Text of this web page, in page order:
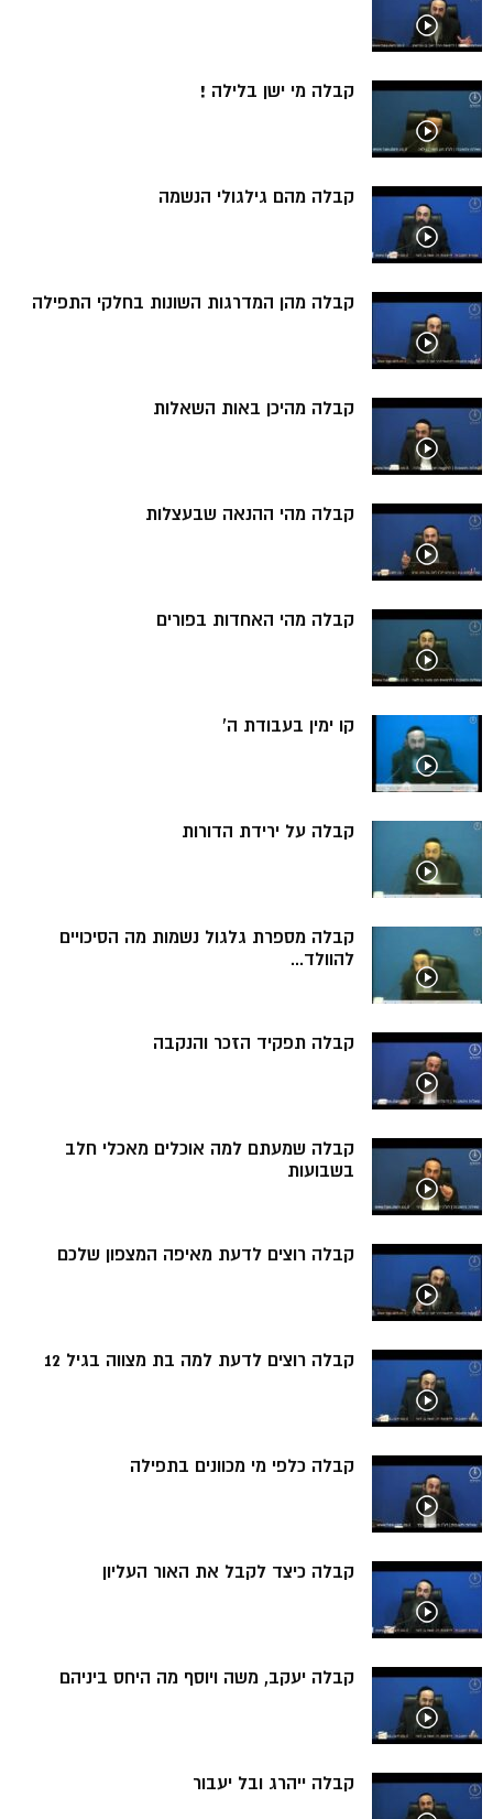
קבלה מי ישן בלילה !
קבלה מהם גילגולי הנשמה
קבלה מהן המדרגות השונות בחלקי התפילה
קבלה מהיכן באות השאלות
קבלה מהי ההנאה שבעצלות
קבלה מהי האחדות בפורים
קו ימין בעבודת ה’
קבלה על ירידת הדורות
קבלה מספרת גלגול נשמות מה הסיכויים
להוולד...
קבלה תפקיד הזכר והנקבה
קבלה שמעתם למה אוכלים מאכלי חלב
בשבועות
קבלה רוצים לדעת מאיפה המצפון שלכם
קבלה רוצים לדעת למה בת מצווה בגיל 12
קבלה כלפי מי מכוונים בתפילה
קבלה כיצד לקבל את האור העליון
קבלה יעקב, משה ויוסף מה היחס ביניהם
קבלה ייהרג ובל יעבור